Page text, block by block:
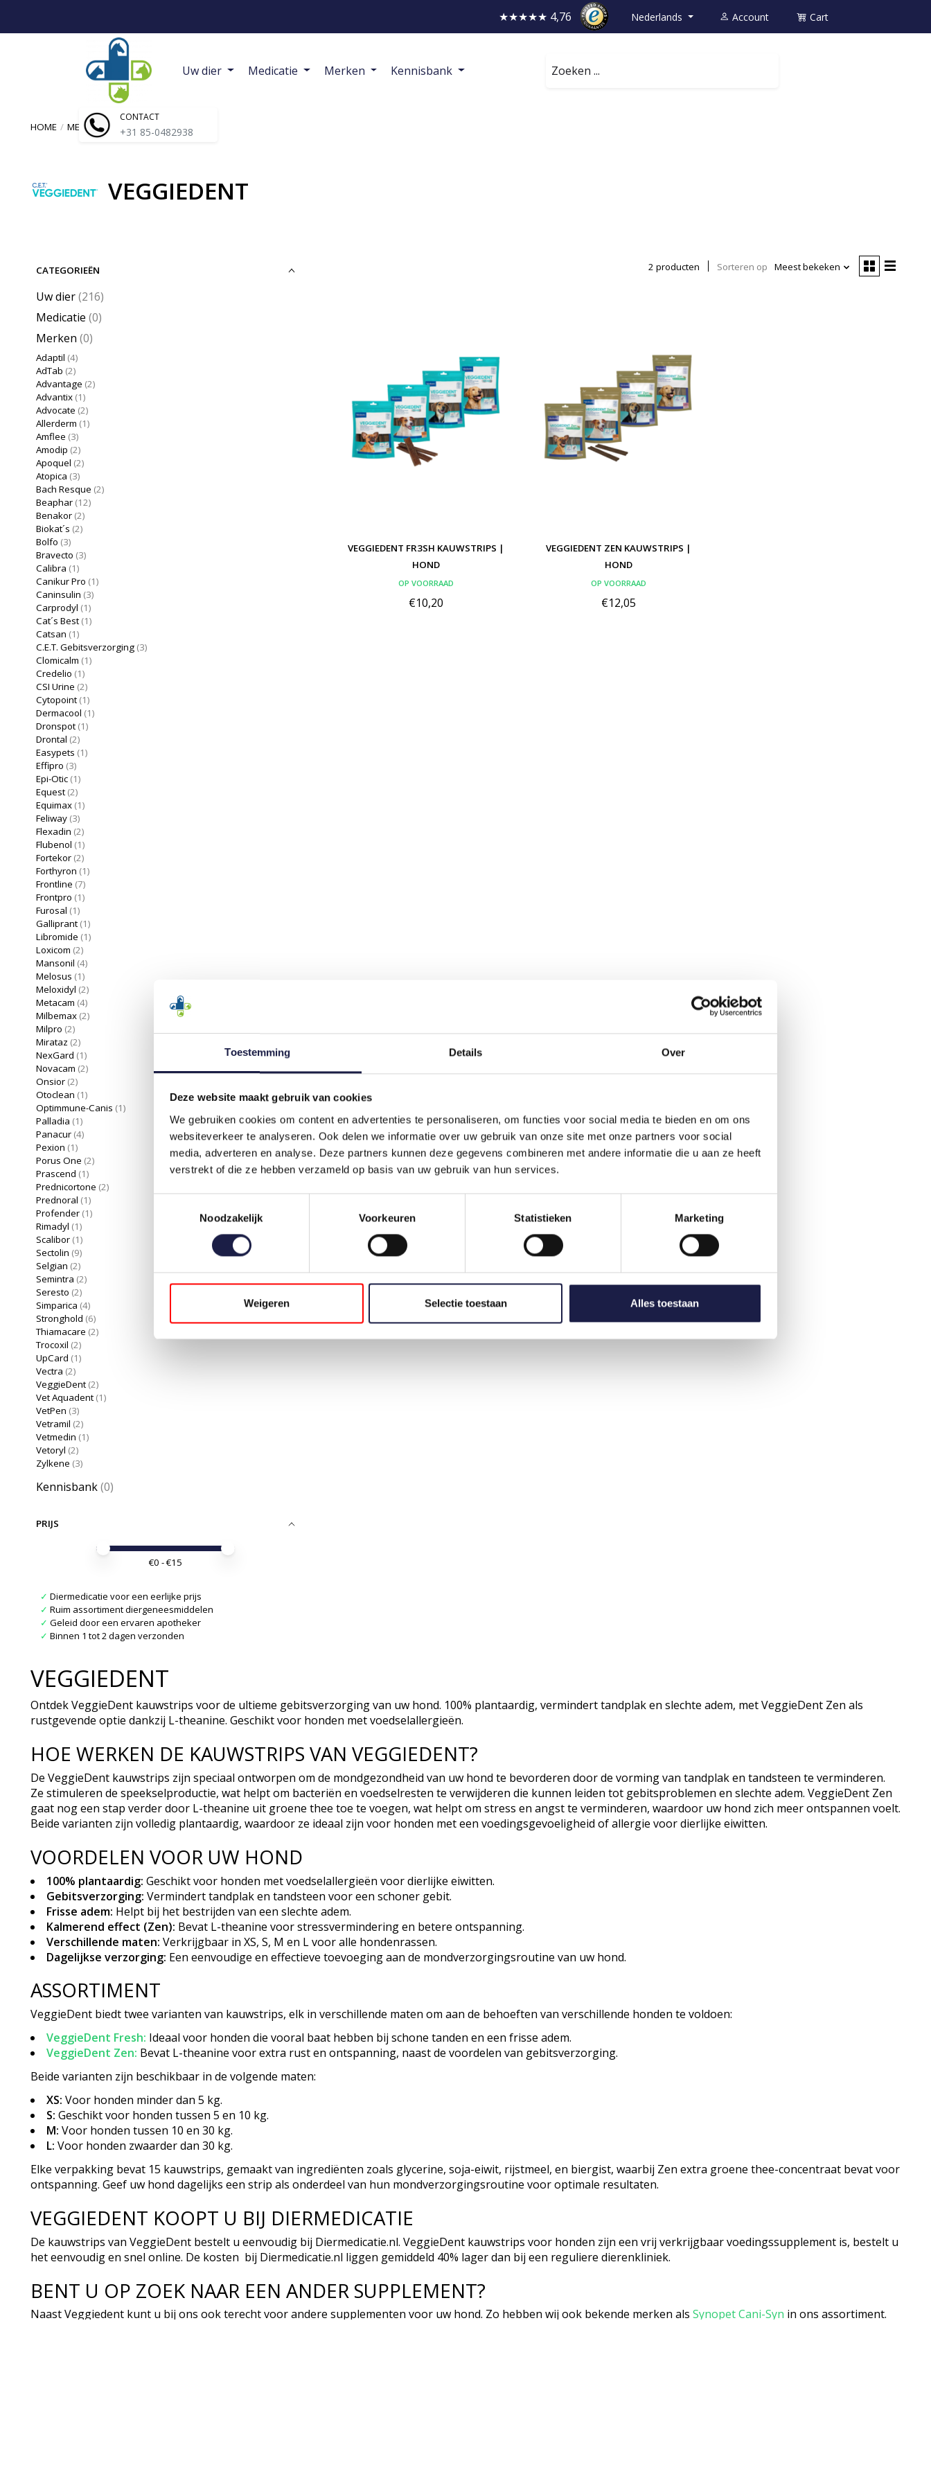
Toestemming Details Over
Deze website maakt gebruik van cookies
We gebruiken cookies om content en advertenties te personaliseren, om functies voor social media te bieden en om ons
websiteverkeer te analyseren. Ook delen we informatie over uw gebruik van onze site met onze partners voor social
media, adverteren en analyse. Deze partners kunnen deze gegevens combineren met andere informatie die u aan ze heeft
verstrekt of die ze hebben verzameld op basis van uw gebruik van hun services.
Noodzakelijk
Voorkeuren Statistieken Marketing
Weigeren Selectie toestaan Alles toestaan
★★★★★ 4,76 Nederlands Account Cart
Uw dier Medicatie Merken Kennisbank
CONTACT
+31 85-0482938
HOME / MERKEN / VEGGIEDENT
VEGGIEDENT
CATEGORIEËN
Uw dier(216)
Medicatie (0)
Merken (0)
Adaptil (4)
AdTab (2)
Advantage (2)
Advantix (1)
Advocate (2)
Allerderm (1)
Amflee (3)
Amodip (2)
Apoquel (2)
Atopica (3)
Bach Resque (2)
Beaphar (12)
Benakor (2)
Biokat´s (2)
Bolfo (3)
Bravecto (3)
Calibra (1)
Canikur Pro (1)
Caninsulin (3)
Carprodyl (1)
Cat´s Best (1)
Catsan (1)
C.E.T. Gebitsverzorging (3)
Clomicalm (1)
Credelio (1)
CSI Urine (2)
Cytopoint (1)
Dermacool (1)
Dronspot (1)
Drontal (2)
Easypets (1)
Effipro (3)
Epi-Otic (1)
Equest (2)
Equimax (1)
Feliway (3)
Flexadin (2)
Flubenol (1)
Fortekor (2)
Forthyron (1)
Frontline (7)
Frontpro (1)
Furosal (1)
Galliprant (1)
Libromide (1)
Loxicom (2)
Mansonil (4)
Melosus (1)
Meloxidyl (2)
Metacam (4)
Milbemax (2)
Milpro (2)
Mirataz (2)
NexGard (1)
Novacam (2)
Onsior (2)
Otoclean (1)
Optimmune-Canis (1)
Palladia (1)
Panacur (4)
Pexion (1)
Porus One (2)
Prascend (1)
Prednicortone (2)
Prednoral (1)
Profender (1)
Rimadyl (1)
Scalibor (1)
Sectolin (9)
Selgian (2)
Semintra (2)
Seresto (2)
Simparica (4)
Stronghold (6)
Thiamacare (2)
Trocoxil (2)
UpCard (1)
Vectra (2)
VeggieDent (2)
Vet Aquadent (1)
VetPen (3)
Vetramil (2)
Vetmedin (1)
Vetoryl (2)
Zylkene (3)
Kennisbank(0)
PRIJS
Minimale prijswaarde
Price maximum value
€0 - €15
✓ Diermedicatie voor een eerlijke prijs
✓ Ruim assortiment diergeneesmiddelen
✓ Geleid door een ervaren apotheker
✓ Binnen 1 tot 2 dagen verzonden
2 producten Sorteren op Meest bekeken
VEGGIEDENT FR3SH KAUWSTRIPS |
HOND
OP VOORRAAD
€10,20
VEGGIEDENT ZEN KAUWSTRIPS |
HOND
OP VOORRAAD
€12,05
VEGGIEDENT
Ontdek VeggieDent kauwstrips voor de ultieme gebitsverzorging van uw hond. 100% plantaardig, vermindert tandplak en slechte adem, met VeggieDent Zen als
rustgevende optie dankzij L-theanine. Geschikt voor honden met voedselallergieën.
HOE WERKEN DE KAUWSTRIPS VAN VEGGIEDENT?
De VeggieDent kauwstrips zijn speciaal ontworpen om de mondgezondheid van uw hond te bevorderen door de vorming van tandplak en tandsteen te verminderen.
Ze stimuleren de speekselproductie, wat helpt om bacteriën en voedselresten te verwijderen die kunnen leiden tot gebitsproblemen en slechte adem. VeggieDent Zen
gaat nog een stap verder door L-theanine uit groene thee toe te voegen, wat helpt om stress en angst te verminderen, waardoor uw hond zich meer ontspannen voelt.
Beide varianten zijn volledig plantaardig, waardoor ze ideaal zijn voor honden met een voedingsgevoeligheid of allergie voor dierlijke eiwitten.
VOORDELEN VOOR UW HOND
100% plantaardig: Geschikt voor honden met voedselallergieën voor dierlijke eiwitten.
Gebitsverzorging: Vermindert tandplak en tandsteen voor een schoner gebit.
Frisse adem: Helpt bij het bestrijden van een slechte adem.
Kalmerend effect (Zen): Bevat L-theanine voor stressvermindering en betere ontspanning.
Verschillende maten: Verkrijgbaar in XS, S, M en L voor alle hondenrassen.
Dagelijkse verzorging: Een eenvoudige en effectieve toevoeging aan de mondverzorgingsroutine van uw hond.
ASSORTIMENT
VeggieDent biedt twee varianten van kauwstrips, elk in verschillende maten om aan de behoeften van verschillende honden te voldoen:
VeggieDent Fresh: Ideaal voor honden die vooral baat hebben bij schone tanden en een frisse adem.
VeggieDent Zen: Bevat L-theanine voor extra rust en ontspanning, naast de voordelen van gebitsverzorging.
Beide varianten zijn beschikbaar in de volgende maten:
XS: Voor honden minder dan 5 kg.
S: Geschikt voor honden tussen 5 en 10 kg.
M: Voor honden tussen 10 en 30 kg.
L: Voor honden zwaarder dan 30 kg.
Elke verpakking bevat 15 kauwstrips, gemaakt van ingrediënten zoals glycerine, soja-eiwit, rijstmeel, en biergist, waarbij Zen extra groene thee-concentraat bevat voor
ontspanning. Geef uw hond dagelijks een strip als onderdeel van hun mondverzorgingsroutine voor optimale resultaten.
VEGGIEDENT KOOPT U BIJ DIERMEDICATIE
De kauwstrips van VeggieDent bestelt u eenvoudig bij Diermedicatie.nl. VeggieDent kauwstrips voor honden zijn een vrij verkrijgbaar voedingssupplement is, bestelt u
het eenvoudig en snel online. De kosten bij Diermedicatie.nl liggen gemiddeld 40% lager dan bij een reguliere dierenkliniek.
BENT U OP ZOEK NAAR EEN ANDER SUPPLEMENT?
Naast Veggiedent kunt u bij ons ook terecht voor andere supplementen voor uw hond. Zo hebben wij ook bekende merken als Synopet Cani-Syn in ons assortiment.